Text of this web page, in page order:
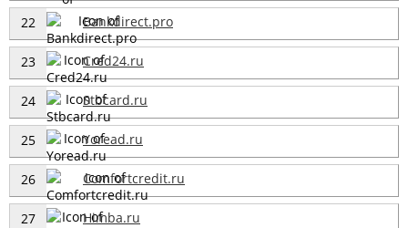
22 Bankdirect.pro
23 Cred24.ru
24 Stbcard.ru
25 Yoread.ru
26 Comfortcredit.ru
27 Himba.ru